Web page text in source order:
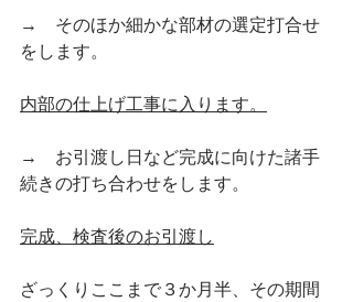
→　そのほか細かな部材の選定打合せ
をします。
内部の仕上げ工事に入ります。
→　お引渡し日など完成に向けた諸手
続きの打ち合わせをします。
完成、検査後のお引渡し
ざっくりここまで３か月半、その期間